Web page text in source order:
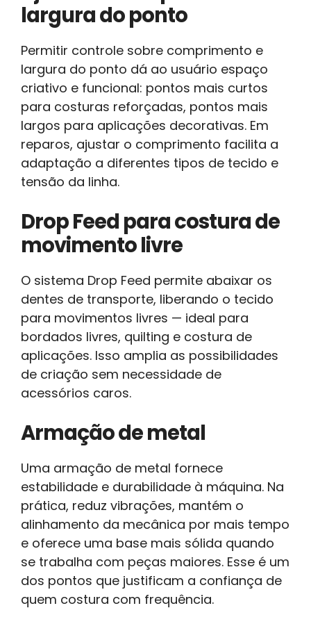
largura do ponto
Permitir controle sobre comprimento e
largura do ponto dá ao usuário espaço
criativo e funcional: pontos mais curtos
para costuras reforçadas, pontos mais
largos para aplicações decorativas. Em
reparos, ajustar o comprimento facilita a
adaptação a diferentes tipos de tecido e
tensão da linha.
Drop Feed para costura de
movimento livre
O sistema Drop Feed permite abaixar os
dentes de transporte, liberando o tecido
para movimentos livres — ideal para
bordados livres, quilting e costura de
aplicações. Isso amplia as possibilidades
de criação sem necessidade de
acessórios caros.
Armação de metal
Uma armação de metal fornece
estabilidade e durabilidade à máquina. Na
prática, reduz vibrações, mantém o
alinhamento da mecânica por mais tempo
e oferece uma base mais sólida quando
se trabalha com peças maiores. Esse é um
dos pontos que justificam a confiança de
quem costura com frequência.